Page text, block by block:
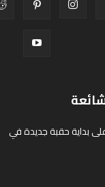
بداية حقبة جديدة في